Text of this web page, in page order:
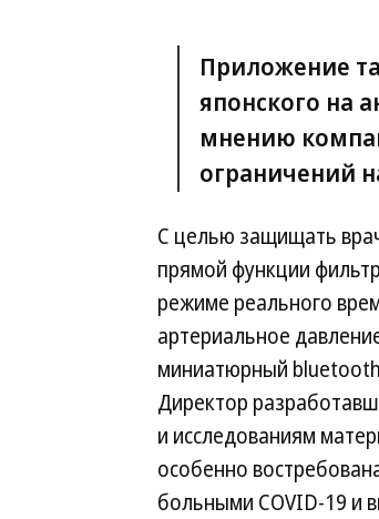
Приложение
японского на
мнению
ограничений
С целью защищать
прямой функции
режиме реального
артериальное
миниатюрный
Директор
и исследованиям
особенно
больными COVID-19 и